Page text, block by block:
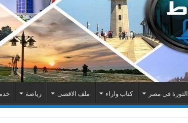
الثورة في مصر كتاب واراء ملف الاقصى رياضة